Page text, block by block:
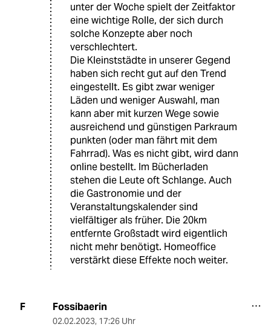
unter der Woche spielt der Zeitfaktor
eine wichtige Rolle, der sich durch
solche Konzepte aber noch
verschlechtert.
Die Kleinststädte in unserer Gegend
haben sich recht gut auf den Trend
eingestellt. Es gibt zwar weniger
Läden und weniger Auswahl, man
kann aber mit kurzen Wege sowie
ausreichend und günstigen Parkraum
punkten (oder man fährt mit dem
Fahrrad). Was es nicht gibt, wird dann
online bestellt. Im Bücherladen
stehen die Leute oft Schlange. Auch
die Gastronomie und der
Veranstaltungskalender sind
vielfältiger als früher. Die 20km
entfernte Großstadt wird eigentlich
nicht mehr benötigt. Homeoffice
verstärkt diese Effekte noch weiter.
F Fossibaerin
02.02.2023, 17:26 Uhr